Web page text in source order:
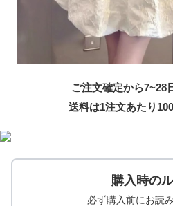
ご注文確定から7~28
送料は1注文あたり
購入時の
必ず購入前にお読